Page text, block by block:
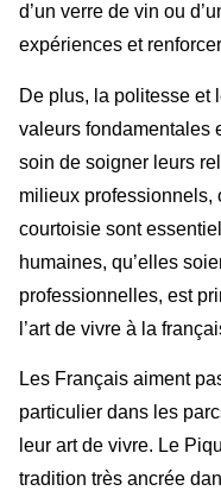
d’un verre de vin ou
expériences et
De plus, la politesse et
valeurs fondamentales
soin de soigner leurs
milieux professionnels,
courtoisie sont
humaines, qu’elles
professionnelles, est
l’art de vivre à la
Les Français aiment
particulier dans les
leur art de vivre. Le
tradition très ancrée